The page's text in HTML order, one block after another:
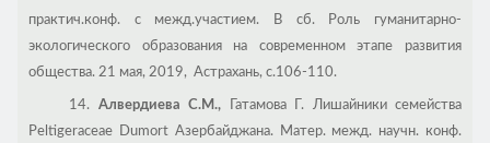
практич.конф. с межд.участием. В сб. Роль гуманитарно-
экологического образования на современном этапе развития
общества. 21 мая, 2019, Астрахань, с.106-110.
14. Алвердиева С.М.,
Гатамова Г. Лишайники семейства
Peltigeraceae Dumort Азербайджана. Матер. межд. научн. конф.